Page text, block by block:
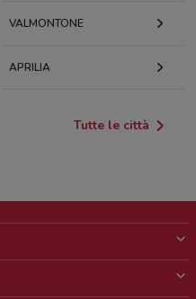
VALMONTONE
APRILIA
Tutte le città